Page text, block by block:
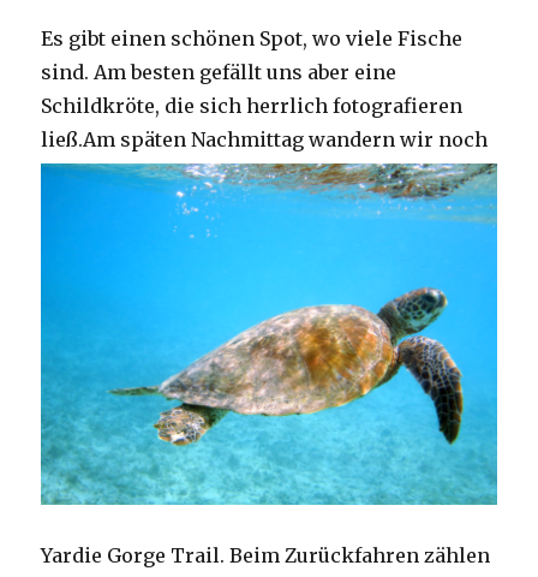
Es gibt einen schönen Spot, wo viele Fische
sind. Am besten gefällt uns aber eine
Schildkröte, die sich herrlich fotografieren
ließ.Am späten Nachmittag wandern wir noch
Yardie Gorge Trail. Beim Zurückfahren zählen